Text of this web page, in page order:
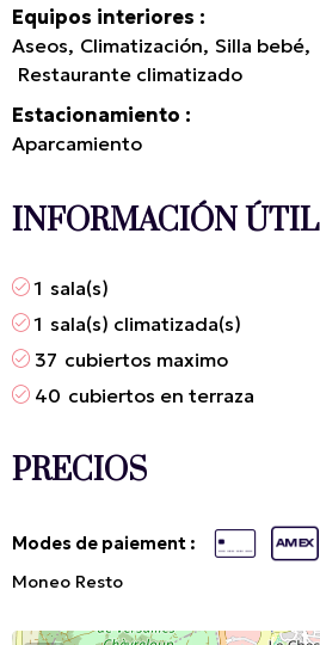
Equipos interiores
Aseos Climatización Silla bebé
Restaurante climatizado
Estacionamiento
Aparcamiento
INFORMACIÓN ÚTIL
1 sala(s)
1 sala(s) climatizada(s)
37 cubiertos maximo
40 cubiertos en terraza
PRECIOS
Modes de paiement :
Moneo Resto